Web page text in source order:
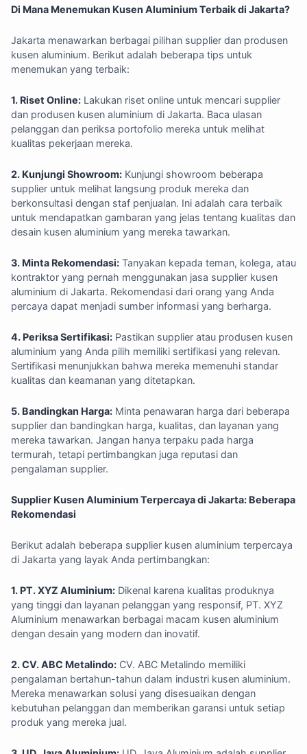
Di Mana Menemukan Kusen Aluminium Terbaik di Jakarta?
Jakarta menawarkan berbagai pilihan supplier dan produsen
kusen aluminium. Berikut adalah beberapa tips untuk
menemukan yang terbaik:
1. Riset Online: Lakukan riset online untuk mencari supplier
dan produsen kusen aluminium di Jakarta. Baca ulasan
pelanggan dan periksa portofolio mereka untuk melihat
kualitas pekerjaan mereka.
2. Kunjungi Showroom: Kunjungi showroom beberapa
supplier untuk melihat langsung produk mereka dan
berkonsultasi dengan staf penjualan. Ini adalah cara terbaik
untuk mendapatkan gambaran yang jelas tentang kualitas dan
desain kusen aluminium yang mereka tawarkan.
3. Minta Rekomendasi: Tanyakan kepada teman, kolega, atau
kontraktor yang pernah menggunakan jasa supplier kusen
aluminium di Jakarta. Rekomendasi dari orang yang Anda
percaya dapat menjadi sumber informasi yang berharga.
4. Periksa Sertifikasi: Pastikan supplier atau produsen kusen
aluminium yang Anda pilih memiliki sertifikasi yang relevan.
Sertifikasi menunjukkan bahwa mereka memenuhi standar
kualitas dan keamanan yang ditetapkan.
5. Bandingkan Harga: Minta penawaran harga dari beberapa
supplier dan bandingkan harga, kualitas, dan layanan yang
mereka tawarkan. Jangan hanya terpaku pada harga
termurah, tetapi pertimbangkan juga reputasi dan
pengalaman supplier.
Supplier Kusen Aluminium Terpercaya di Jakarta: Beberapa
Rekomendasi
Berikut adalah beberapa supplier kusen aluminium terpercaya
di Jakarta yang layak Anda pertimbangkan:
1. PT. XYZ Aluminium: Dikenal karena kualitas produknya
yang tinggi dan layanan pelanggan yang responsif, PT. XYZ
Aluminium menawarkan berbagai macam kusen aluminium
dengan desain yang modern dan inovatif.
2. CV. ABC Metalindo: CV. ABC Metalindo memiliki
pengalaman bertahun-tahun dalam industri kusen aluminium.
Mereka menawarkan solusi yang disesuaikan dengan
kebutuhan pelanggan dan memberikan garansi untuk setiap
produk yang mereka jual.